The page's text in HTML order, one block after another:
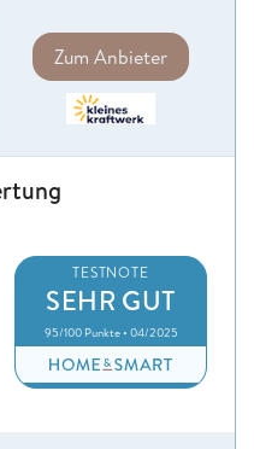
Zum Anbieter
TESTNOTE
SEHR GUT
95/100 Punkte • 04/2025